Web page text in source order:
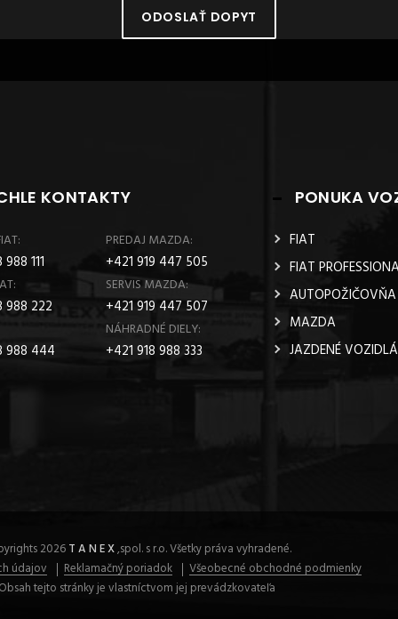
ODOSLAŤ DOPYT
KONTAKTY
111
988 222
988 444
PREDAJ MAZDA:
+421 919 447 505
SERVIS MAZDA:
+421 919 447 507
NÁHRADNÉ DIELY:
+421 918 988 333
PONUKA
FIAT
FIAT
AUTOPOŽIČOVŇA
MAZDA
JAZDENÉ VOZIDLÁ
2026T A N E X,spol. s r.o. Všetky práva vyhradené.
údajov
Reklamačný poriadok
Všeobecné obchodné podmienky
tejto stránky je vlastníctvom jej prevádzkovateľa